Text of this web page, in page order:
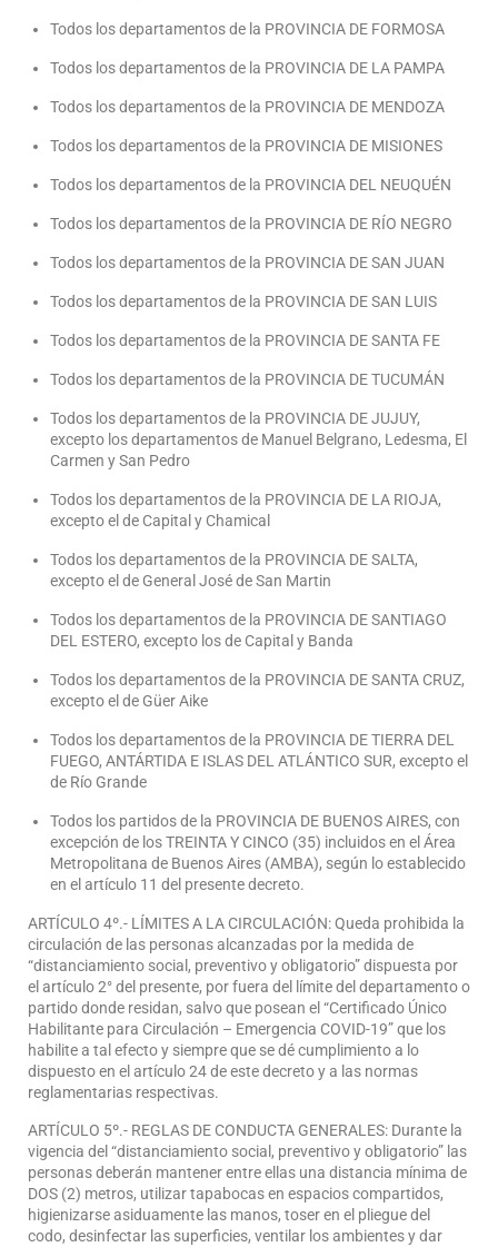
Todos los departamentos de la PROVINCIA DE FORMOSA
Todos los departamentos de la PROVINCIA DE LA PAMPA
Todos los departamentos de la PROVINCIA DE MENDOZA
Todos los departamentos de la PROVINCIA DE MISIONES
Todos los departamentos de la PROVINCIA DEL NEUQUÉN
Todos los departamentos de la PROVINCIA DE RÍO NEGRO
Todos los departamentos de la PROVINCIA DE SAN JUAN
Todos los departamentos de la PROVINCIA DE SAN LUIS
Todos los departamentos de la PROVINCIA DE SANTA FE
Todos los departamentos de la PROVINCIA DE TUCUMÁN
Todos los departamentos de la PROVINCIA DE JUJUY,
excepto los departamentos de Manuel Belgrano, Ledesma, El
Carmen y San Pedro
Todos los departamentos de la PROVINCIA DE LA RIOJA,
excepto el de Capital y Chamical
Todos los departamentos de la PROVINCIA DE SALTA,
excepto el de General José de San Martin
Todos los departamentos de la PROVINCIA DE SANTIAGO
DEL ESTERO, excepto los de Capital y Banda
Todos los departamentos de la PROVINCIA DE SANTA CRUZ,
excepto el de Güer Aike
Todos los departamentos de la PROVINCIA DE TIERRA DEL
FUEGO, ANTÁRTIDA E ISLAS DEL ATLÁNTICO SUR, excepto el
de Río Grande
Todos los partidos de la PROVINCIA DE BUENOS AIRES, con
excepción de los TREINTA Y CINCO (35) incluidos en el Área
Metropolitana de Buenos Aires (AMBA), según lo establecido
en el artículo 11 del presente decreto.
ARTÍCULO 4º.- LÍMITES A LA CIRCULACIÓN: Queda prohibida la
circulación de las personas alcanzadas por la medida de
“distanciamiento social, preventivo y obligatorio” dispuesta por
el artículo 2° del presente, por fuera del límite del departamento o
partido donde residan, salvo que posean el “Certificado Único
Habilitante para Circulación – Emergencia COVID-19” que los
habilite a tal efecto y siempre que se dé cumplimiento a lo
dispuesto en el artículo 24 de este decreto y a las normas
reglamentarias respectivas.
ARTÍCULO 5º.- REGLAS DE CONDUCTA GENERALES: Durante la
vigencia del “distanciamiento social, preventivo y obligatorio” las
personas deberán mantener entre ellas una distancia mínima de
DOS (2) metros, utilizar tapabocas en espacios compartidos,
higienizarse asiduamente las manos, toser en el pliegue del
codo, desinfectar las superficies, ventilar los ambientes y dar